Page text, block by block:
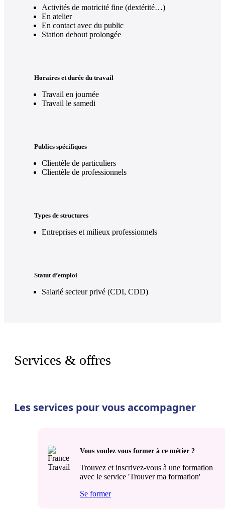
Activités de motricité fine (dextérité…)
En atelier
En contact avec du public
Station debout prolongée
Horaires et durée du travail
Travail en journée
Travail le samedi
Publics spécifiques
Clientèle de particuliers
Clientèle de professionnels
Types de structures
Entreprises et milieux professionnels
Statut d’emploi
Salarié secteur privé (CDI, CDD)
Services & offres
Les services pour vous accompagner
Vous voulez vous former à ce métier ?
Trouvez et inscrivez-vous à une formation
avec le service 'Trouver ma formation'
Se former